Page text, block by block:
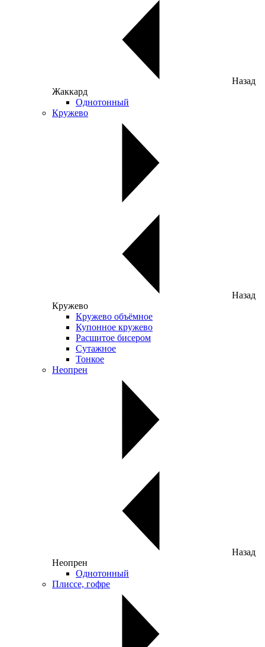
Назад
Жаккард
Однотонный
Кружево
Назад
Кружево
Кружево объёмное
Купонное кружево
Расшитое бисером
Сутажное
Тонкое
Неопрен
Назад
Неопрен
Однотонный
Плиссе, гофре